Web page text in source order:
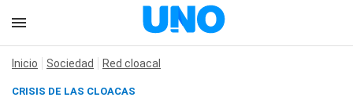
Inicio Sociedad Red cloacal
CRISIS DE LAS CLOACAS